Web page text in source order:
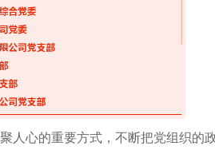
心的重要方式，不断把党组织的